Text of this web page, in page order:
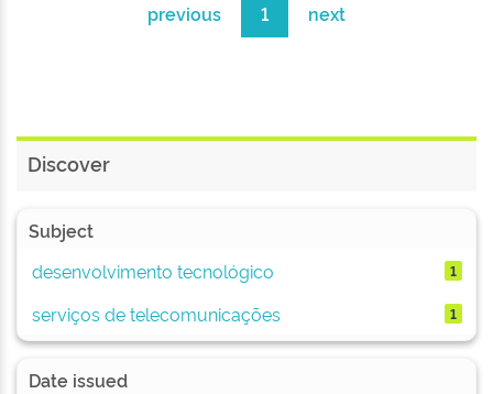
previous 1 next
Discover
Subject
desenvolvimento tecnológico
1
serviços de telecomunicações 1
Date issued